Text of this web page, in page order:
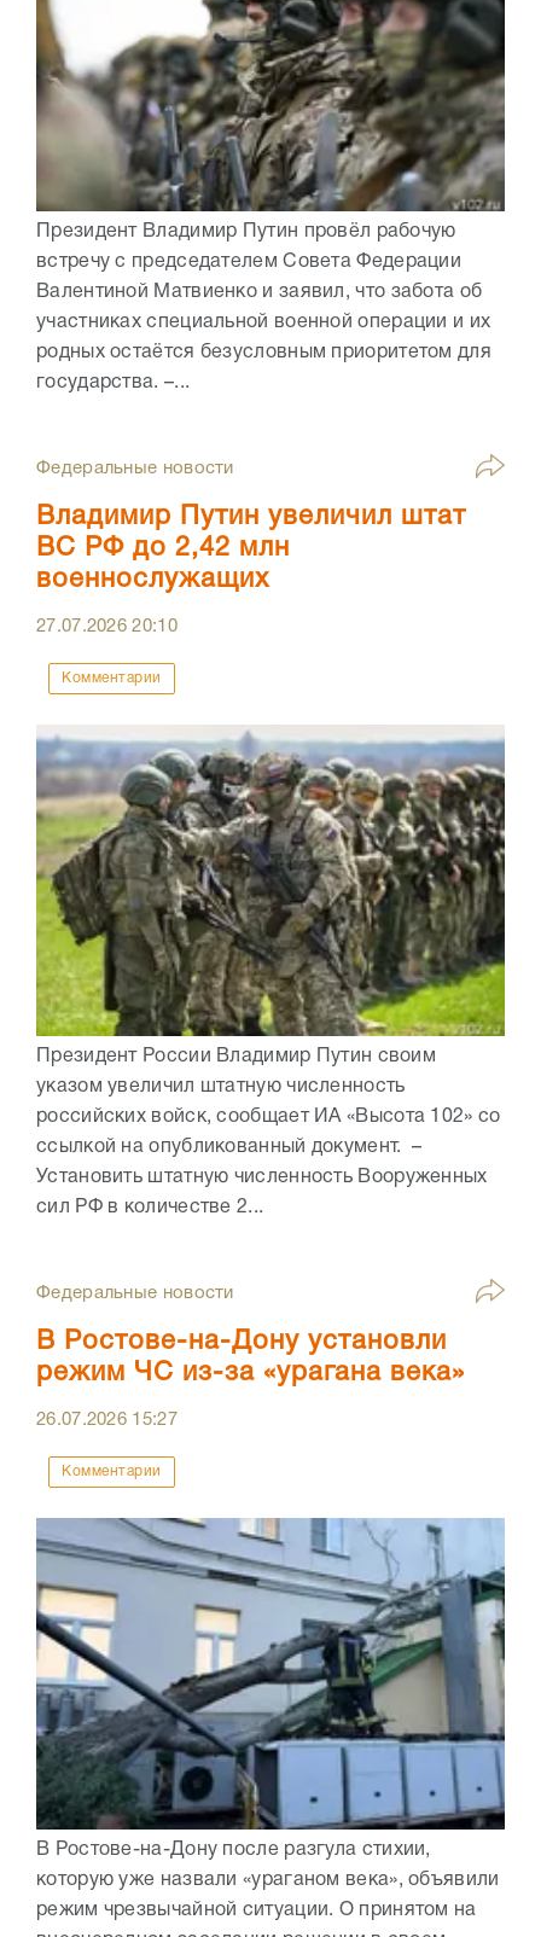
Президент Владимир Путин провёл рабочую
встречу с председателем Совета Федерации
Валентиной Матвиенко и заявил, что забота об
участниках специальной военной операции и их
родных остаётся безусловным приоритетом для
государства. –...
Федеральные новости
Владимир Путин увеличил штат
ВС РФ до 2,42 млн
военнослужащих
27.07.202620:10
Комментарии
Президент России Владимир Путин своим
указом увеличил штатную численность
российских войск, сообщает ИА «Высота 102» со
ссылкой на опубликованный документ. –
Установить штатную численность Вооруженных
сил РФ в количестве 2...
Федеральные новости
В Ростове-на-Дону установли
режим ЧС из-за «урагана века»
26.07.2026 15:27
Комментарии
В Ростове-на-Дону после разгула стихии,
которую уже назвали «ураганом века», объявили
режим чрезвычайной ситуации. О принятом на